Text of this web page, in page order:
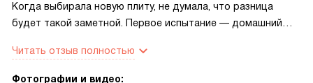
Когда выбирала новую плиту, не думала, что разница
будет такой заметной. Первое испытание — домашний
корочка равномерно пропеклась, и я не переживала, что
снизу что‑то пригорит. Раньше мне приходилось следить
Читать отзыв полностью
Фотографии и видео: